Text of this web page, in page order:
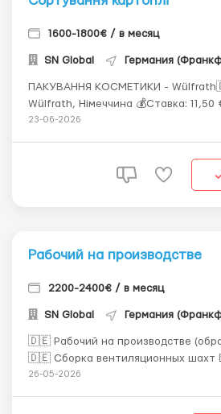
1600-1800€ / в месяц
SN Global Германия
ПАКУВАННЯ КОСМЕТИКИ -
Wülfrath, Німеччина 💰Ставка: 11,50
роботи: понеділок - п'ятниця денна
23-06-2026
Рабочий на производстве
2200-2400€ / в месяц
SN Global Германия
🇩🇪 Рабочий на производстве
🇩🇪 Сборка вентиляционных шахт
час (нетто) 📍Место работы:
26-05-2026